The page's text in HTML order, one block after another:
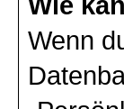
Wenn